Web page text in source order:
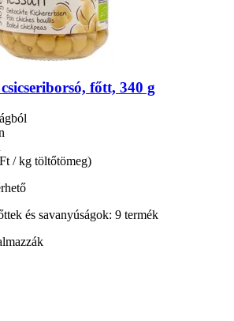
főtt, 340 g
/ kg töltőtömeg)
és savanyúságok: 9 termék